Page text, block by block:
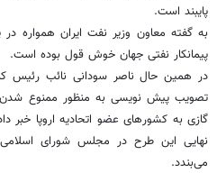
پایبند است.
به گفته معاون وزیر نفت ایران همواره
پیمانکار نفتی جهان خوش قول بوده است.
در همین حال ناصر سودانی نائب رئیس
تصویب پیش نویسی به منظور ممنوع
گازی به کشورهای عضو اتحادیه اروپا خبر
نهایی این طرح در مجلس شورای اسلامی،
می‌بندد.